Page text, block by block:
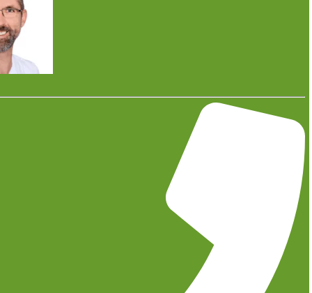
8. Dezember 2025